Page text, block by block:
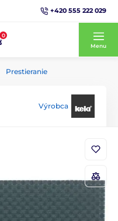
+420 555 222 029
0
Menu
Prestieranie
Výrobca